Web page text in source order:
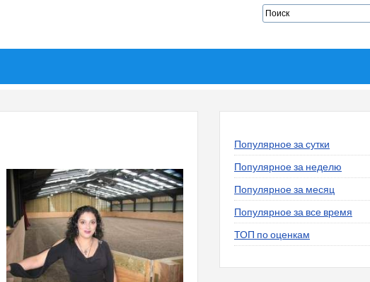
Популярное за сутки
Популярное за неделю
Популярное за месяц
Популярное за все время
ТОП по оценкам